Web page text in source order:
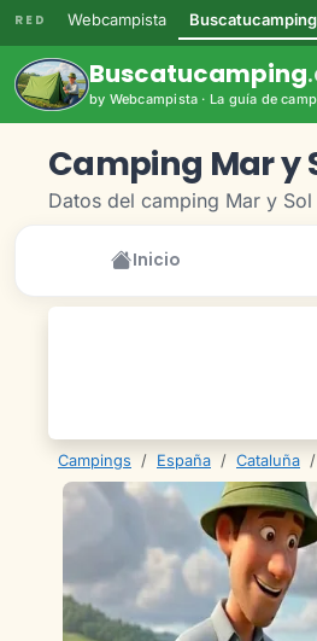
RED Webcampista Buscatucamping
Buscatucamping
by Webcampista · La guía de
Camping Mar y
Datos del camping Mar y Sol
Inicio
Campings / España / Cataluña /